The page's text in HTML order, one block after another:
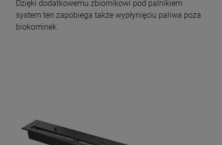
Dzięki dodatkowemu zbiornikowi pod palnikiem
system ten zapobiega także wypłynięciu paliwa poza
biokominek.